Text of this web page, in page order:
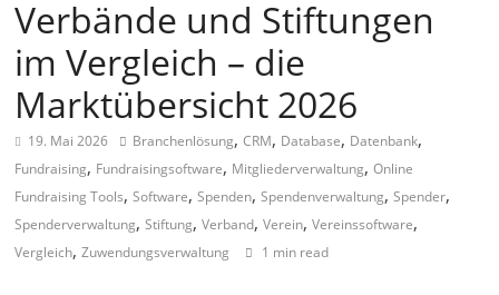
a
g
z
i
n
ü
Verbände und Stiftungen
im Vergleich – die
Marktübersicht 2026
19. Mai 2026 Branchenlösung,CRM, Database, Datenbank,
Fundraising, Fundraisingsoftware, Mitgliederverwaltung,Online
Fundraising Tools,Software,Spenden,Spendenverwaltung,Spender,
Spenderverwaltung,Stiftung,Verband,Verein,Vereinssoftware,
Vergleich,Zuwendungsverwaltung 1 min read